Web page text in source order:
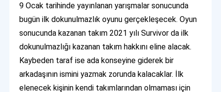
9 Ocak tarihinde yayınlanan yarışmalar sonucunda
bugün ilk dokunulmazlık oyunu gerçekleşecek. Oyun
sonucunda kazanan takım 2021 yılı Survivor da ilk
dokunulmazlığı kazanan takım hakkını eline alacak.
Kaybeden taraf ise ada konseyine giderek bir
arkadaşının ismini yazmak zorunda kalacaklar. İlk
elenecek kişinin kendi takımlarından olmaması için